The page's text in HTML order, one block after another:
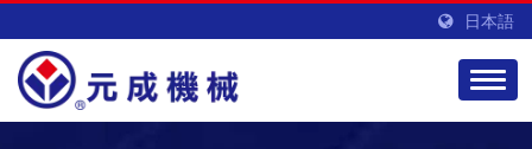
日本語